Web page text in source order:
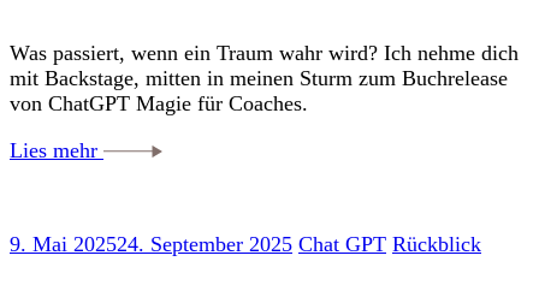
Was passiert, wenn ein Traum wahr wird? Ich nehme dich
mit Backstage, mitten in meinen Sturm zum Buchrelease
von ChatGPT Magie für Coaches.
Lies mehr
9. Mai 202524. September 2025 Chat GPT Rückblick